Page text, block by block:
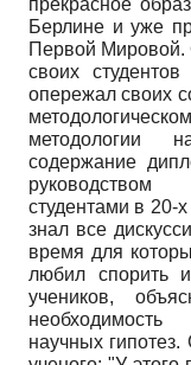
прекрасное
Берлине и уже
Первой Мировой.
своих
опережал своих
методологии
содержание
руководством
студентами в 20-
знал все
время для
любил спорить
учеников,
научных